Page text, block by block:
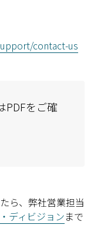
contact-us
PDFをご確
ら、弊社営業担当
ディビジョンまで